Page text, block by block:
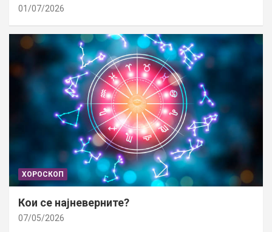
01/07/2026
ХОРОСКОП
Кои се најневерните?
07/05/2026